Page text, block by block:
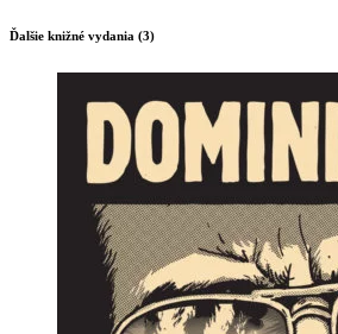
Ďalšie knižné vydania (3)